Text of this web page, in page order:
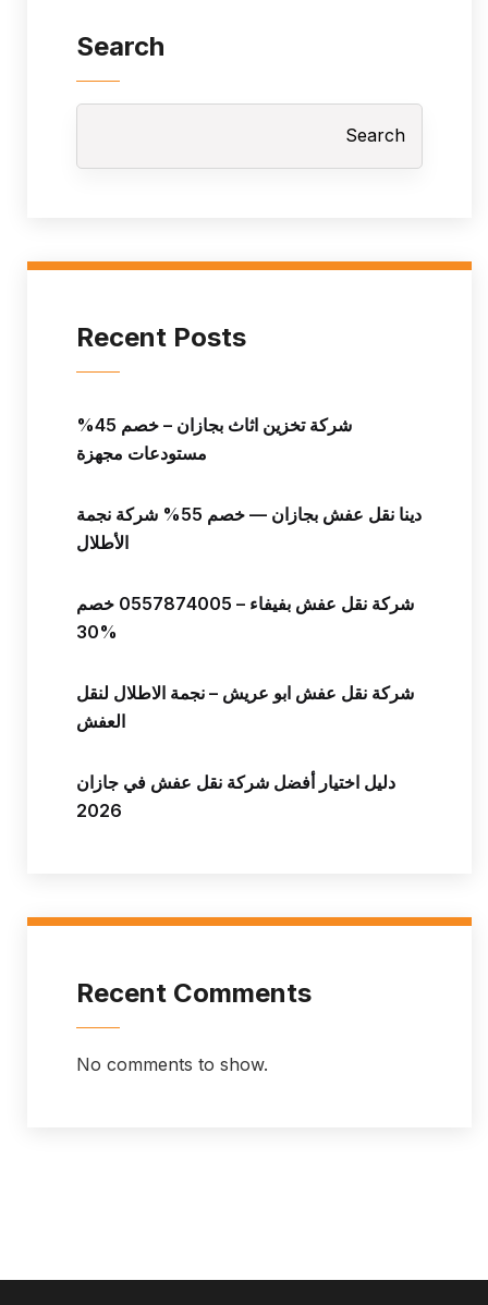
Search
Search
Recent Posts
شركة تخزين اثاث بجازان – خصم 45%
مستودعات مجهزة
دينا نقل عفش بجازان — خصم 55% شركة نجمة
الأطلال
شركة نقل عفش بفيفاء – 0557874005 خصم
30%
شركة نقل عفش ابو عريش – نجمة الاطلال لنقل
العفش
دليل اختيار أفضل شركة نقل عفش في جازان
2026
Recent Comments
No comments to show.